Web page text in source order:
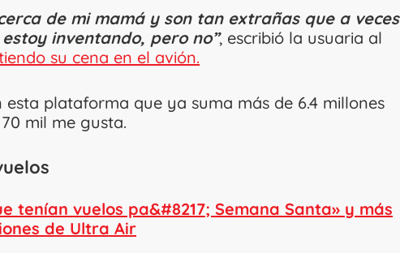
de mi mamá y son tan extrañas que a veces
inventando, pero no”, escribió la usuaria al
su cena en el avión.
plataforma que ya suma más de 6.4 millones
mil me gusta.
tenían vuelos pa&#8217; Semana Santa» y más
de Ultra Air